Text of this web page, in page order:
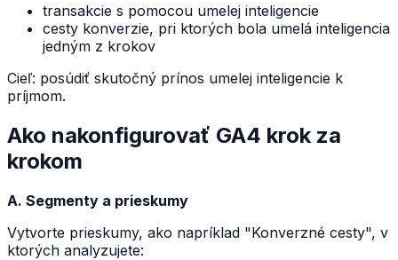
transakcie s pomocou umelej inteligencie
cesty konverzie, pri ktorých bola umelá inteligencia
jedným z krokov
Cieľ: posúdiť skutočný prínos umelej inteligencie k
príjmom.
Ako nakonfigurovať GA4 krok za
krokom
A. Segmenty a prieskumy
Vytvorte prieskumy, ako napríklad "Konverzné cesty", v
ktorých analyzujete: